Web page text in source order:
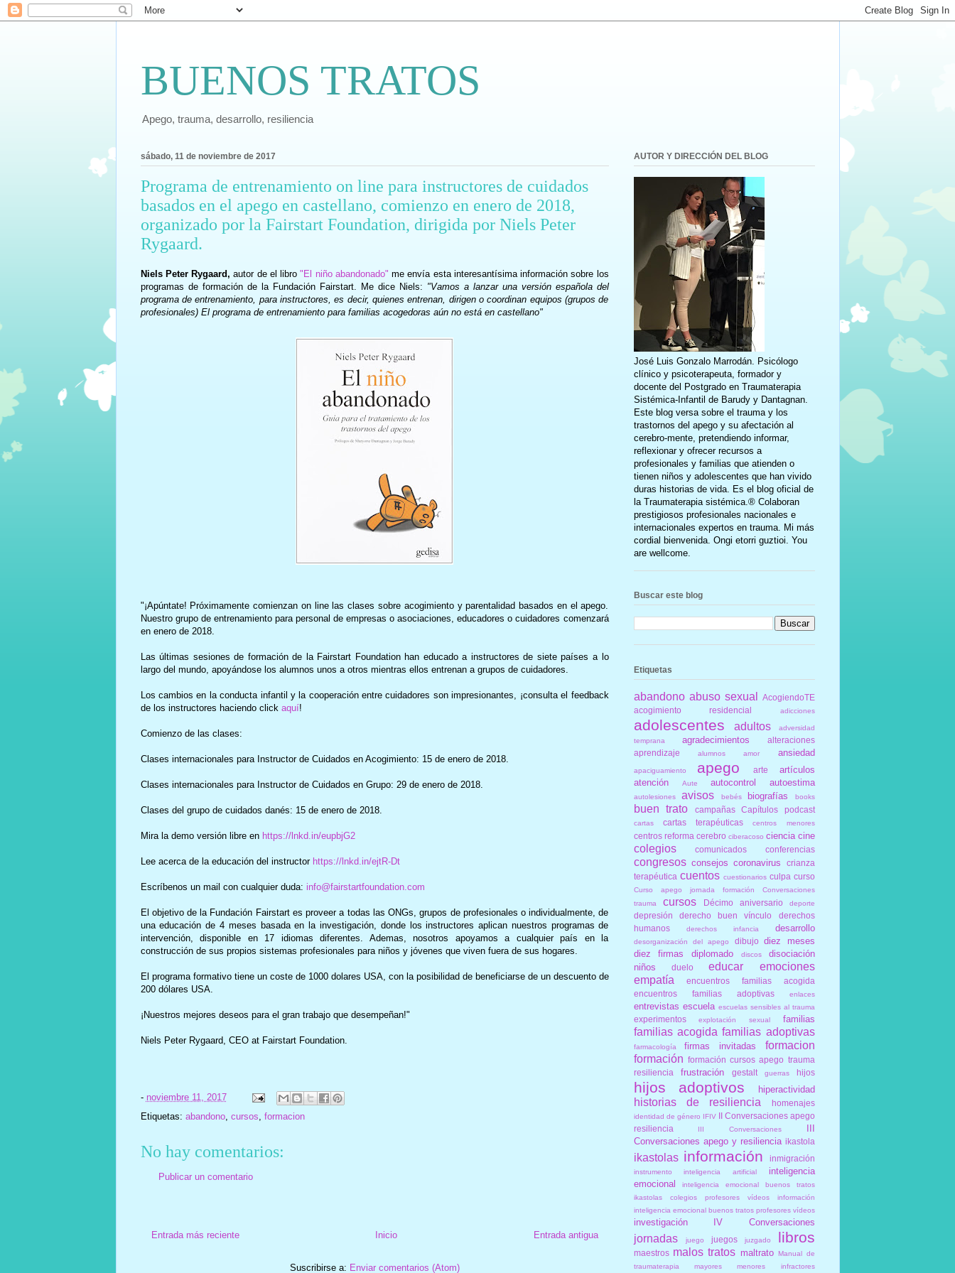
BUENOS TRATOS
Apego, trauma, desarrollo, resiliencia
sábado, 11 de noviembre de 2017
Programa de entrenamiento on line para instructores de cuidados
basados en el apego en castellano, comienzo en enero de 2018,
organizado por la Fairstart Foundation, dirigida por Niels Peter
Rygaard.
Niels Peter Rygaard, autor de el libro"El niño abandonado" me envía esta interesantísima información sobre los
programas de formación de la Fundación Fairstart. Me dice Niels: "Vamos a lanzar una versión española del
programa de entrenamiento, para instructores, es decir, quienes entrenan, dirigen o coordinan equipos (grupos de
profesionales) El programa de entrenamiento para familias acogedoras aún no está en castellano"
"¡Apúntate! Próximamente comienzan on line las clases sobre acogimiento y parentalidad basados en el apego.
Nuestro grupo de entrenamiento para personal de empresas o asociaciones, educadores o cuidadores comenzará
en enero de 2018.
Las últimas sesiones de formación de la Fairstart Foundation han educado a instructores de siete países a lo
largo del mundo, apoyándose los alumnos unos a otros mientras ellos entrenan a grupos de cuidadores.
Los cambios en la conducta infantil y la cooperación entre cuidadores son impresionantes, ¡consulta el feedback
de los instructores haciendo click aquí!
Comienzo de las clases:
Clases internacionales para Instructor de Cuidados en Acogimiento: 15 de enero de 2018.
Clases internacionales para Instructor de Cuidados en Grupo: 29 de enero de 2018.
Clases del grupo de cuidados danés: 15 de enero de 2018.
Mira la demo versión libre en https://lnkd.in/eupbjG2
Lee acerca de la educación del instructor https://lnkd.in/ejtR-Dt
Escríbenos un mail con cualquier duda: info@fairstartfoundation.com
El objetivo de la Fundación Fairstart es proveer a todas las ONGs, grupos de profesionales o individualmente, de
una educación de 4 meses basada en la investigación, donde los instructores aplican nuestros programas de
intervención, disponible en 17 idiomas diferentes. Ademas, nosotros apoyamos a cualquier país en la
construcción de sus propios sistemas profesionales para niños y jóvenes que viven fuera de sus hogares.
El programa formativo tiene un coste de 1000 dolares USA, con la posibilidad de beneficiarse de un descuento de
200 dólares USA.
¡Nuestros mejores deseos para el gran trabajo que desempeñan!"
Niels Peter Rygaard, CEO at Fairstart Foundation.
- noviembre 11, 2017
Etiquetas: abandono, cursos formacion
No hay comentarios:
Publicar un comentario
Entrada más reciente Entrada antigua
Inicio
Suscribirse a: Enviar comentarios (Atom)
AUTOR Y DIRECCIÓN DEL BLOG
José Luis Gonzalo Marrodán. Psicólogo
clínico y psicoterapeuta, formador y
docente del Postgrado en Traumaterapia
Sistémica-Infantil de Barudy y Dantagnan.
Este blog versa sobre el trauma y los
trastornos del apego y su afectación al
cerebro-mente, pretendiendo informar,
reflexionar y ofrecer recursos a
profesionales y familias que atienden o
tienen niños y adolescentes que han vivido
duras historias de vida. Es el blog oficial de
la Traumaterapia sistémica.® Colaboran
prestigiosos profesionales nacionales e
internacionales expertos en trauma. Mi más
cordial bienvenida. Ongi etorri guztioi. You
are wellcome.
Buscar este blog
Etiquetas
abandono abuso sexual
AcogiendoTE
acogimiento residencial
adicciones
adolescentes adultos
adversidad
temprana
agradecimientos
alteraciones
aprendizaje
alumnos amor ansiedad
apaciguamiento apego arte
artículos
atención
Aute autocontrol autoestima
autolesiones avisos bebés biografías books
buen trato campañas Capítulos podcast
cartas cartas terapéuticas centros menores
centros reforma cerebro ciberacoso ciencia cine
colegios comunicados conferencias
congresos consejos coronavirus
crianza
terapéutica cuentos cuestionarios culpa curso
Curso apego jornada formación Conversaciones
trauma
cursos Décimo aniversario deporte
depresión derecho buen vínculo
derechos
humanos
derechos infancia desarrollo
desorganización del apego dibujo diez meses
diez firmas
diplomado discos
disociación
niños
duelo educar
emociones
empatía
encuentros familias acogida
encuentros familias adoptivas
enlaces
entrevistas escuela escuelas sensibles al trauma
experimentos explotación sexual familias
familias acogida familias adoptivas
farmacología firmas invitadas
formacion
formación formación cursos apego trauma
resiliencia
frustración gestalt guerras hijos
hijos adoptivos hiperactividad
historias de resiliencia homenajes
identidad de género IFIV II Conversaciones apego
resiliencia
III Conversaciones
III
Conversaciones apego y resiliencia ikastola
ikastolas información inmigración
instrumento inteligencia artificial
inteligencia
emocional
inteligencia emocional buenos tratos
ikastolas colegios profesores vídeos información
inteligencia emocional buenos tratos profesores vídeos
investigación IV Conversaciones
jornadas juego juegos juzgado libros
maestros malos tratos maltrato Manual de
traumaterapia
mayores menores infractores